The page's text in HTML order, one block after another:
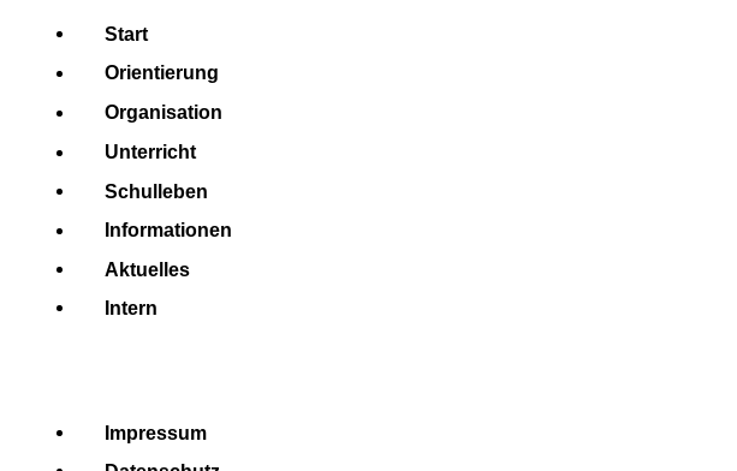
Start
Orientierung
Organisation
Unterricht
Schulleben
Informationen
Aktuelles
Intern
Impressum